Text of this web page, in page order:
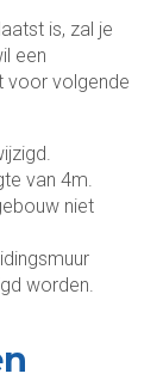
is, zal je
een
voor volgende
van 4m.
niet
worden.